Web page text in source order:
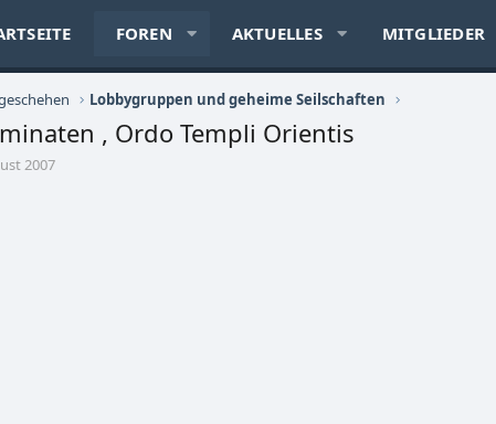
FOREN AKTUELLES MITGLIEDER
Lobbygruppen und geheime Seilschaften
, Ordo Templi Orientis
2007